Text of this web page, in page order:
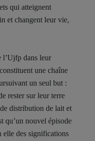
qui atteignent
et changent leur vie,
l’Ujfp dans leur
une chaîne
un seul but :
rester sur leur terre
distribution de lait et
qu’un nouvel épisode
elle des significations